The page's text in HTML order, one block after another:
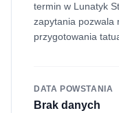
termin w Lunatyk
zapytania pozwala
przygotowania
DATA POWSTANIA
Brak danych